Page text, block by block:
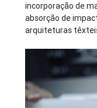
incorporação de
absorção de
arquiteturas